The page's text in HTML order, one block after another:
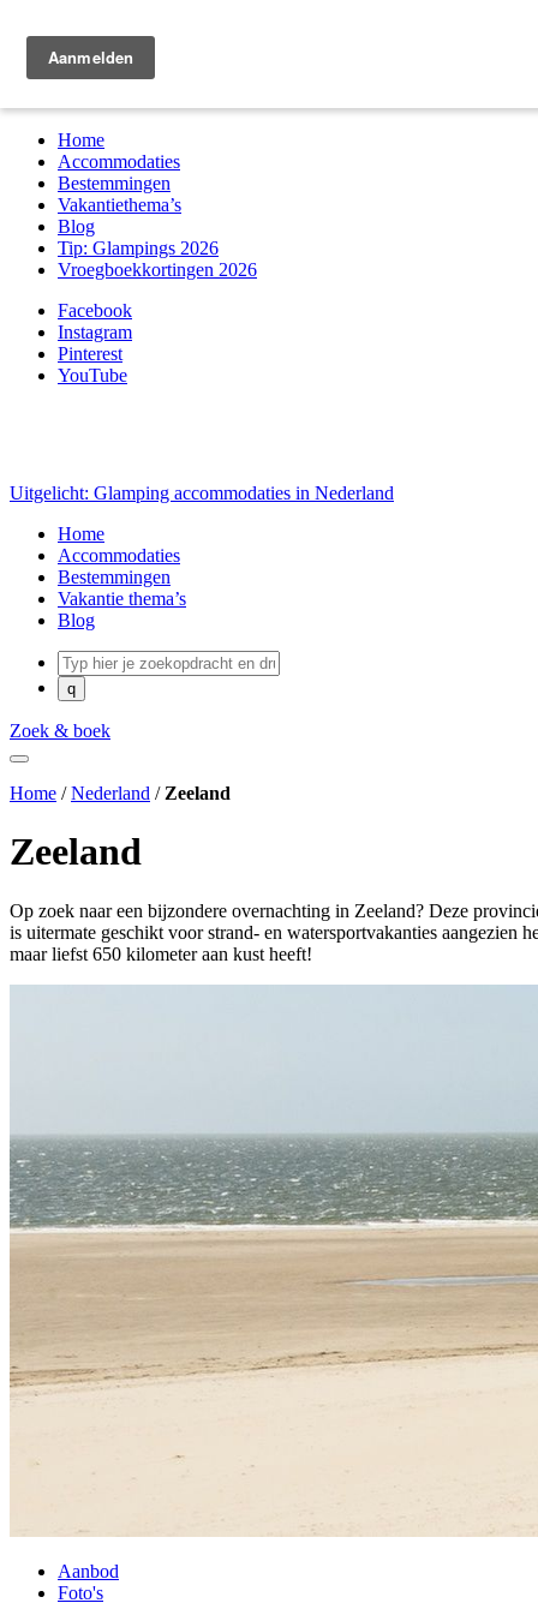
Home
Accommodaties
Bestemmingen
Vakantiethema’s
Blog
Tip: Glampings 2026
Vroegboekkortingen 2026
Facebook
Instagram
Pinterest
YouTube
Uitgelicht: Glamping accommodaties in Nederland
Home
Accommodaties
Bestemmingen
Vakantie thema’s
Blog
Zoek & boek
Home /Nederland / Zeeland
Zeeland
Op zoek naar een bijzondere overnachting in Zeeland? Deze
is uitermate geschikt voor strand- en watersportvakanties aangezien
maar liefst 650 kilometer aan kust heeft!
Aanbod
Foto's